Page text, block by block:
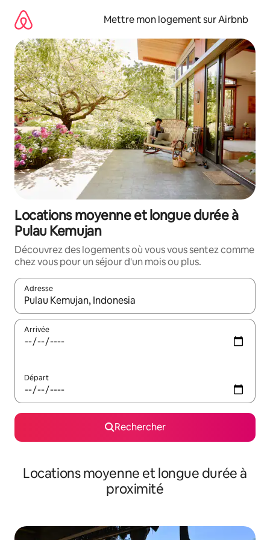
directement
contenu
Mettre mon logement sur Airbnb
Locations moyenne et longue durée à
Pulau Kemujan
Découvrez des logements où vous vous sentez comme
chez vous pour un séjour d'un mois ou plus.
Adresse
Lorsque les résultats s'affichent, utilisez les flèches vers le
Arrivée
Départ
Rechercher
Locations moyenne et longue durée à
proximité